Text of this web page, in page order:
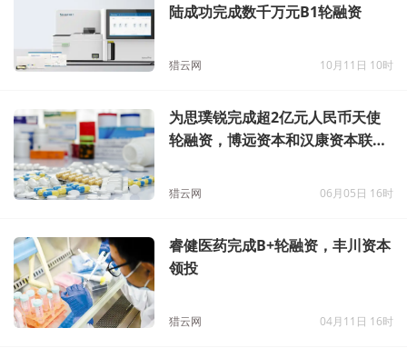
陆成功完成数千万元B1轮融资
猎云网 10月11日 10时
为思璞锐完成超2亿元人民币天使
轮融资，博远资本和汉康资本联合
猎云网 06月05日 16时
睿健医药完成B+轮融资，丰川资本
领投
猎云网 04月11日 16时